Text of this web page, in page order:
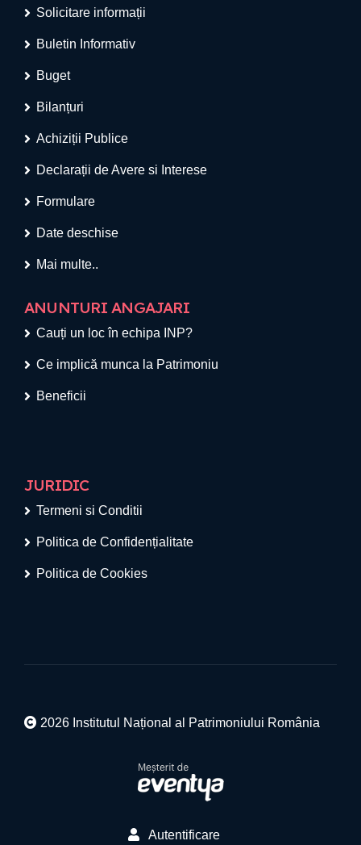
Solicitare informații
Buletin Informativ
Buget
Bilanțuri
Achiziții Publice
Declarații de Avere si Interese
Formulare
Date deschise
Mai multe..
ANUNTURI ANGAJARI
Cauți un loc în echipa INP?
Ce implică munca la Patrimoniu
Beneficii
JURIDIC
Termeni si Conditii
Politica de Confidențialitate
Politica de Cookies
2026 Institutul Național al Patrimoniului România
Autentificare